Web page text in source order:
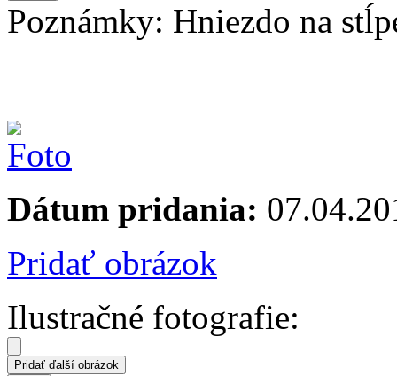
Poznámky: Hniezdo na
Dátum pridania:
Pridať obrázok
Ilustračné fotografie: